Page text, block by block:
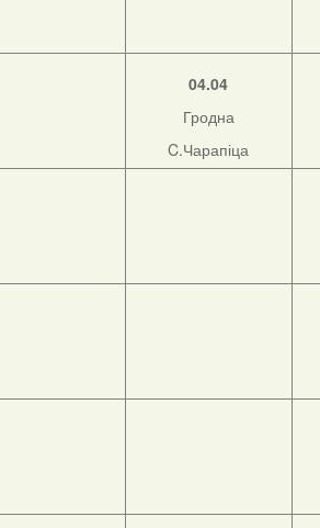
04.04
Гродна
C.Чарапіца